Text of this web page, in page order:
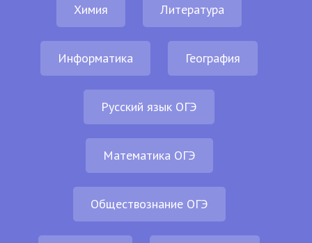
Химия Литература
Информатика География
Русский язык ОГЭ
Математика ОГЭ
Обществознание ОГЭ